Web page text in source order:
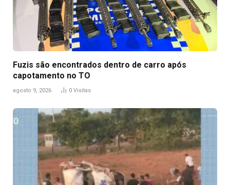
Fuzis são encontrados dentro de carro após
capotamento no TO
agosto 9, 2026 0 Visitas